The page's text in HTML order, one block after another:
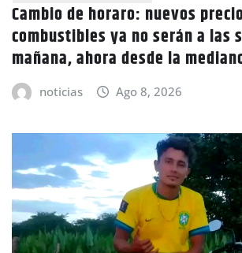
Cambio de horaro: nuevos
combustibles ya no serán a las
mañana, ahora desde la
noticias Ago 8, 2026